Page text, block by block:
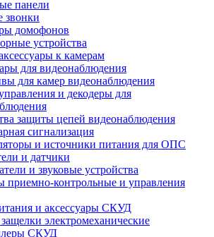
панели
звонки
домофонов
устройства
к камерам
для видеонаблюдения
для камер видеонаблюдения
и декодеры для
защиты цепей видеонаблюдения
сигнализация
и источники питания для ОПС
и датчики
и звуковые устройства
приемно-контрольные и управления
и аксессуары СКУД
электромеханические
СКУД